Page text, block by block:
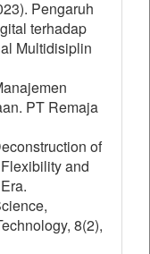
Pengaruh
terhadap
Multidisiplin
PT Remaja
of
and
8(2),